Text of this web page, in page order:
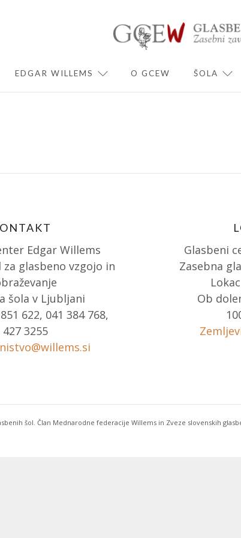
EDGAR WILLEMS EXPAND CHILD MENU
O GCEW ŠOLA
Edgar Willems
za glasbeno vzgojo in
šola v Ljubljani
622, 041 384 768,
427 3255
Glasbeni
Zasebna
Ob
šol. Član Mednarodne federacije Willems in Zveze slovenskih